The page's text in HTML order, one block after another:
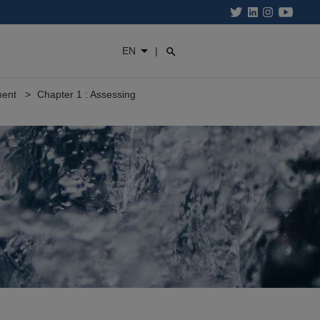
EN |
Chapter 1 : Assessing